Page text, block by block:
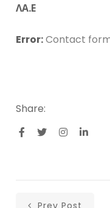
ΛΑ.Ε
Error:Contact
Share:
Prev Post